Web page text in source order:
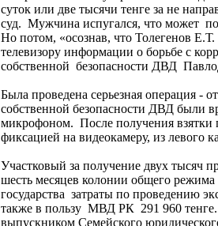
суток или две тысячи тенге за не
суд. Мужчина испугался, что может
Но потом, «осознав, что Толегенов
телевизору информации о борьбе с
собственной безопасности ДВД
Была проведена серьезная операция -
собственной безопасности ДВД были
микрофоном. После получения взятки
фиксацией на видеокамеру, из левого
Участковый за получение двух тысяч
шесть месяцев колонии общего
государства затраты по проведению
также в пользу МВД РК 291 960 тенге.
выпускником Семейского